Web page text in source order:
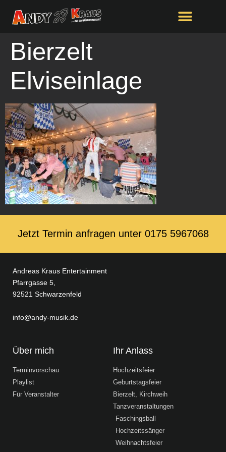
springen
Bierzelt
Elviseinlage
Jetzt Termin anfragen unter ‭0175 5967068‬
Andreas Kraus Entertainment
Pfarrgasse 5,
92521 Schwarzenfeld
info@andy-musik.de
Über mich
Terminvorschau
Playlist
Für Veranstalter
Ihr Anlass
Hochzeitsfeier
Geburtstagsfeier
Bierzelt, Kirchweih
Tanzveranstaltungen
Faschingsball
Hochzeitssänger
Weihnachtsfeier